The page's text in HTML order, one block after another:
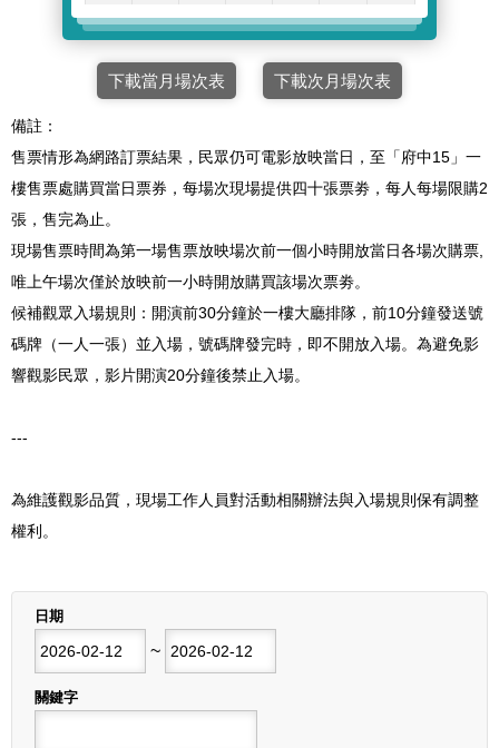
下載當月場次表 下載次月場次表
備註：
售票情形為網路訂票結果，民眾仍可電影放映當日，至「府中15」一
樓售票處購買當日票券，每場次現場提供四十張票劵，每人每場限購2
張，售完為止。
現場售票時間為第一場售票放映場次前一個小時開放當日各場次購票,
唯上午場次僅於放映前一小時開放購買該場次票劵。
候補觀眾入場規則：開演前30分鐘於一樓大廳排隊，前10分鐘發送號
碼牌（一人一張）並入場，號碼牌發完時，即不開放入場。為避免影
響觀影民眾，影片開演20分鐘後禁止入場。
---
為維護觀影品質，現場工作人員對活動相關辦法與入場規則保有調整
權利。
日期
~
結束日期
關鍵字